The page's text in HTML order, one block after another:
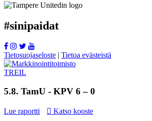
#sinipaidat
Tietosuojaseloste | Tietoa evästeistä
5.8. TamU - KPV 6 – 0
Lue raportti Katso kooste